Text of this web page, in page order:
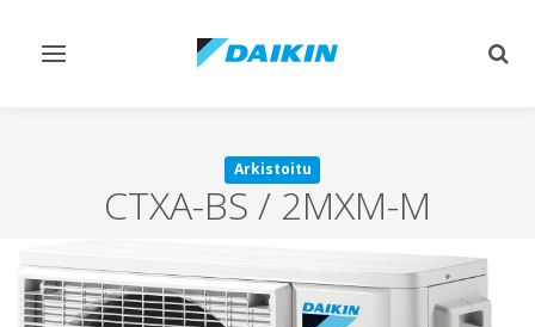
Vaihda
Arkistoitu
CTXA-BS / 2MXM-M